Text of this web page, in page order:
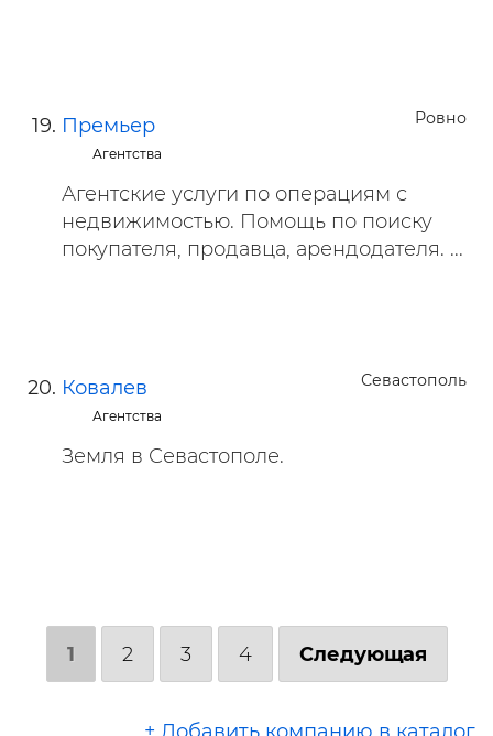
Ровно
Премьер
Агентства
Агентские услуги по операциям с
недвижимостью. Помощь по поиску
покупателя, продавца, арендодателя. ...
Севастополь
Ковалев
Агентства
Земля в Севастополе.
1 2 3 4 Следующая